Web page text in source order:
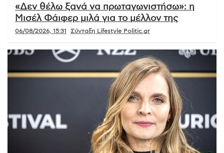
«Δεν θέλω ξανά να πρωταγωνιστήσω»: η
Μισέλ Φάιφερ μιλά για το μέλλον της
06/08/2026, 15:31 Σύνταξη Lifestyle Politic.gr